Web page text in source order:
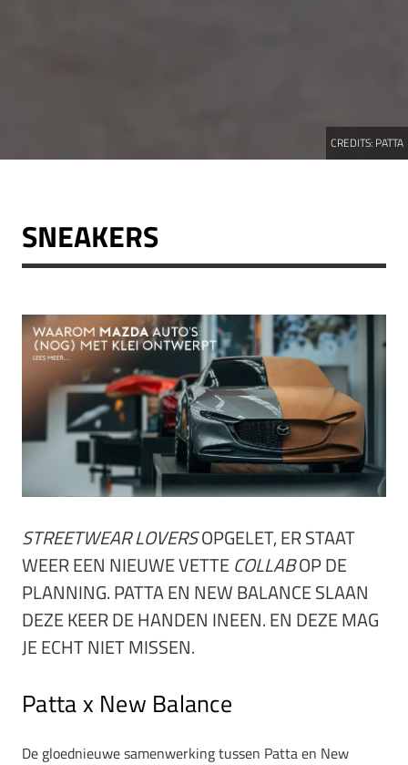
CREDITS: PATTA
SNEAKERS
STREETWEAR LOVERSOPGELET, ER STAAT
WEER EEN NIEUWE VETTECOLLABOP DE
PLANNING. PATTA EN NEW BALANCE SLAAN
DEZE KEER DE HANDEN INEEN. EN DEZE MAG
JE ECHT NIET MISSEN.
Patta x New Balance
De gloednieuwe samenwerking tussen Patta en New